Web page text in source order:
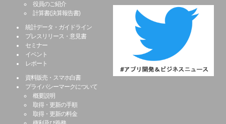
役員のご紹介
計算書(決算報告書)
統計データ・ガイドライン
プレスリリース・意見書
セミナー
イベント
レポート
資料販売・スマホ白書
プライバシーマークについて
概要説明
取得・更新の手順
取得・更新の料金